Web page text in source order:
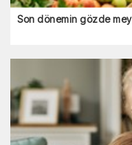
Son dönemin gözde